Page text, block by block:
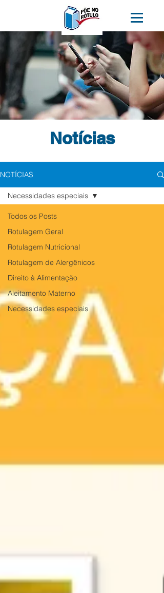
Notícias
NOTÍCIAS
Todos os Posts
Rotulagem Geral
Rotulagem Nutricional
Rotulagem de Alergênicos
Direito à Alimentação
Aleitamento Materno
Necessidades especiais
Necessidades especiais